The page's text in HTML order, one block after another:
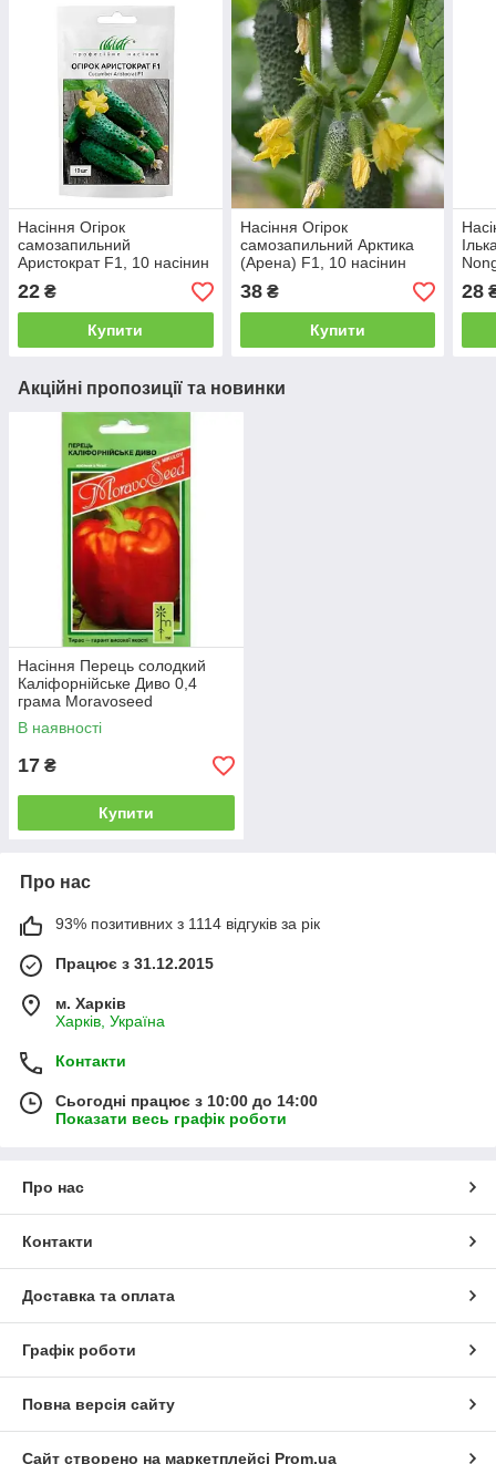
Насіння Огірок
самозапильний
Аристократ F1, 10 насінин
NongWoo Bio
22 ₴
Купити
Насіння Огірок
самозапильний Арктика
(Арена) F1, 10 насінин
NongWoo Bio
38₴
Купити
28
Акційні пропозиції та новинки
Насіння Перець солодкий
Каліфорнійське Диво 0,4
грама Moravoseed
В наявності
17 ₴
Купити
Про нас
93% позитивних з 1114 відгуків за рік
Працює з 31.12.2015
м. Харків
Харків, Україна
Контакти
Сьогодні працює з 10:00 до 14:00
Показати весь графік роботи
Про нас
Контакти
Доставка та оплата
Графік роботи
Повна версія сайту
Сайт створено на маркетплейсі Prom.ua